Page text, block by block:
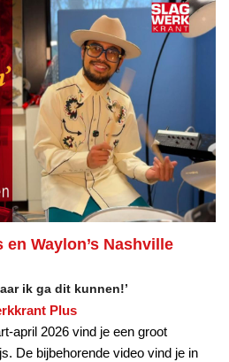
Waylon’s Nashville
ik ga dit kunnen!’
Plus
april 2026 vind je een groot
De bijbehorende video vind je in